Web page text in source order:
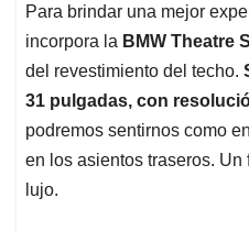
Para brindar una mejor
incorpora la BMW Theatre
del revestimiento del techo.
31 pulgadas, con
podremos sentirnos como
en los asientos traseros.
lujo.